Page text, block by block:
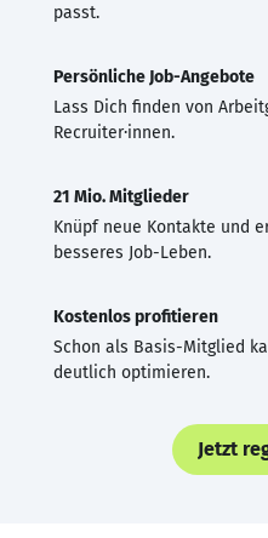
passt.
Persönliche Job-Angebote
Lass Dich finden von
Recruiter·innen.
21 Mio. Mitglieder
Knüpf neue Kontakte und
besseres Job-Leben.
Kostenlos profitieren
Schon als Basis-Mitglied
deutlich optimieren.
Jetzt